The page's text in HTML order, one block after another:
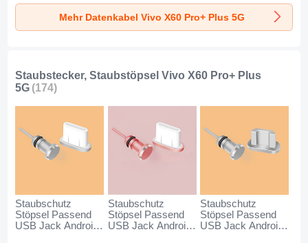
Dunkelgrau
für Vivo X60 Pro+
Plus 5G Schwarz
Schwarz
Mehr Datenkabel Vivo X60 Pro+ Plus 5G
Staubstecker, Staubstöpsel Vivo X60 Pro+ Plus
5G (174)
Staubschutz
Stöpsel Passend
USB Jack Android
Staubschutz
Stöpsel Passend
USB Jack Android
Staubschutz
Stöpsel Passend
USB Jack Android